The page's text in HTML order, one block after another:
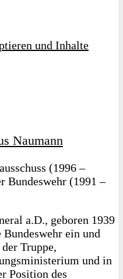
und Inhalte
Naumann
(1996 –
Bundeswehr (1991 –
a.D., geboren 1939
ein und
Truppe,
und in
Position des